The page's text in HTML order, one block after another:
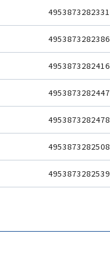
4953873282331
4953873282386
4953873282416
4953873282447
4953873282478
4953873282508
4953873282539